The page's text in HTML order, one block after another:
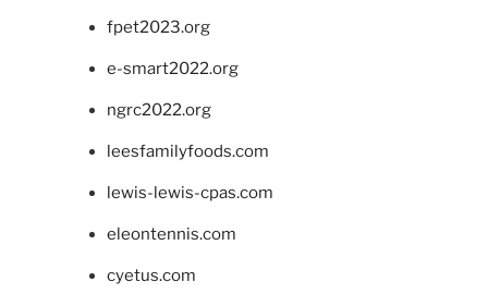
fpet2023.org
e-smart2022.org
ngrc2022.org
leesfamilyfoods.com
lewis-lewis-cpas.com
eleontennis.com
cyetus.com